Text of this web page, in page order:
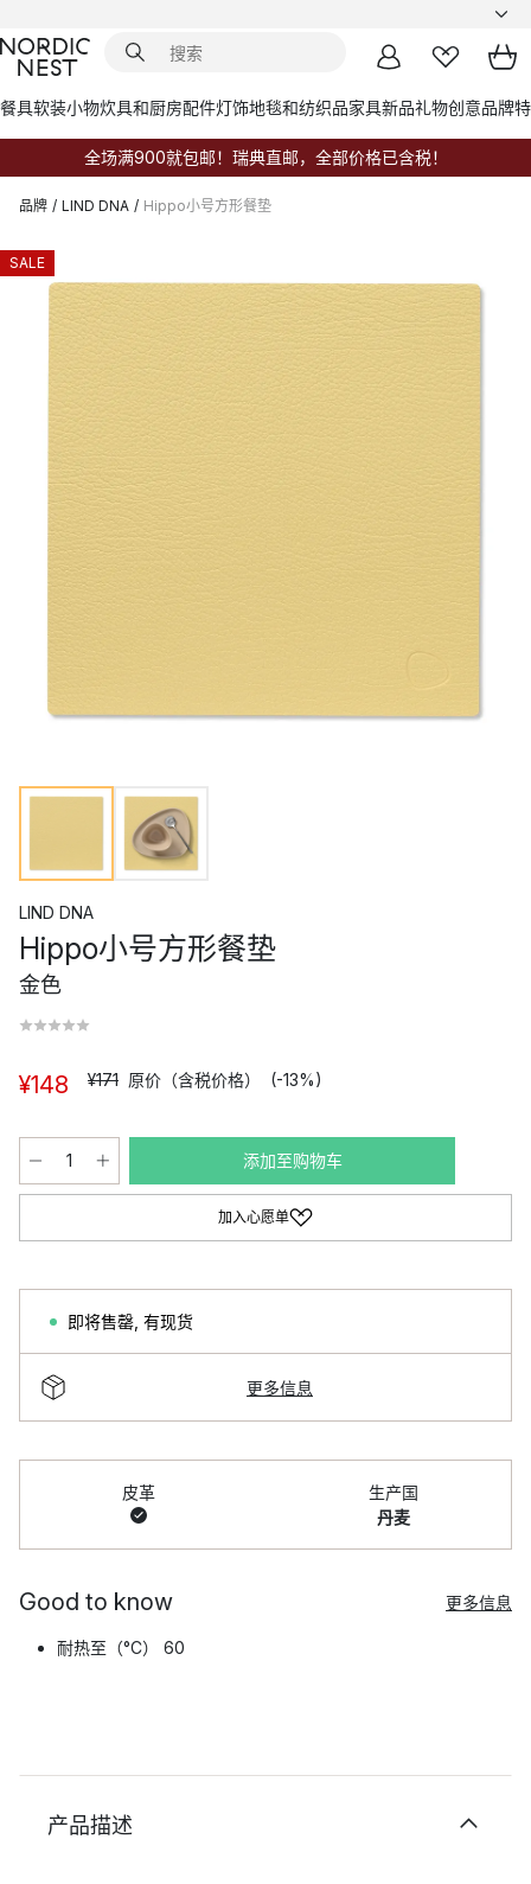
餐具软装小物炊具和厨房配件灯饰地毯和纺织品家具新品礼物创意品牌
全场满900就包邮！瑞典直邮，全部价格已含税！
品牌 / LIND DNA / Hippo小号方形餐垫
SALE
LIND DNA
Hippo小号方形餐垫
金色
¥148 ¥171 原价（含税价格） (-13%)
添加至购物车
加入心愿单
即将售罄 有现货
更多信息
皮革
生产国
丹麦
Good to know 更多信息
耐热至（°C） 60
产品描述